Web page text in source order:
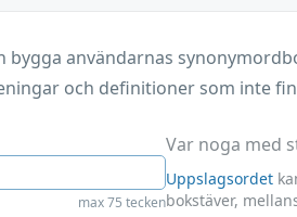
bygga användarnas
och definitioner som inte
max 75 tecken
Var noga med
Uppslagsordet
bokstäver,